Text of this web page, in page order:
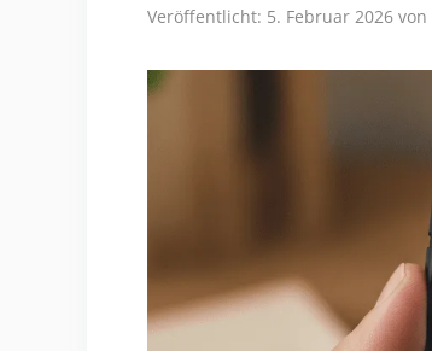
Veröffentlicht: 5. Februar 2026 von